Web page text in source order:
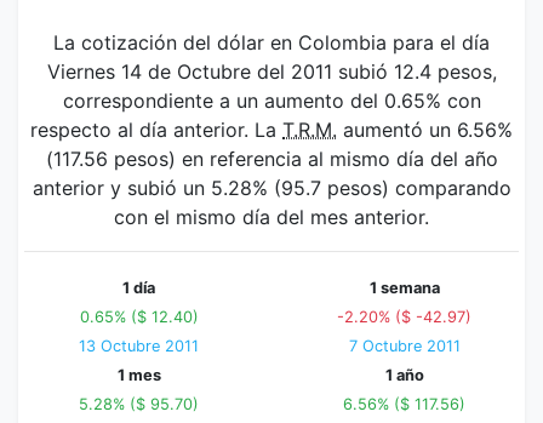
La cotización del dólar en Colombia para el día
Viernes 14 de Octubre del 2011 subió 12.4 pesos,
correspondiente a un aumento del 0.65% con
respecto al día anterior. La T.R.M. aumentó un 6.56%
(117.56 pesos) en referencia al mismo día del año
anterior y subió un 5.28% (95.7 pesos) comparando
con el mismo día del mes anterior.
1 día
0.65% ($ 12.40)
13 Octubre 2011
1 semana
-2.20% ($ -42.97)
7 Octubre 2011
1 mes
5.28% ($ 95.70)
1 año
6.56% ($ 117.56)